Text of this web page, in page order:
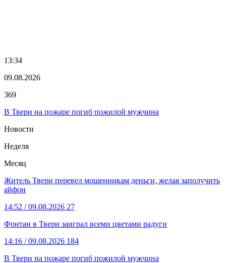
13:34
09.08.2026
369
В Твери на пожаре погиб пожилой мужчина
Новости
Неделя
Месяц
Житель Твери перевел мошенникам деньги, желая заполучить
айфон
14:52 / 09.08.2026 27
Фонтан в Твери заиграл всеми цветами радуги
14:16 / 09.08.2026 184
В Твери на пожаре погиб пожилой мужчина